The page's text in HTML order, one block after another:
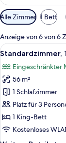
Verfügbare
Filter
für
Zimmer
Alle Zimmer 1 Bett
Anzeige von 6 von 6
Alle
Fotos
für
1 King-
Bett,
eingeschränkter
Meerblick
12
Standardzimmer,
Eingeschränkter
56 m²
1 Schlafzimmer
Platz für 3
1 King-Bett
Kostenloses